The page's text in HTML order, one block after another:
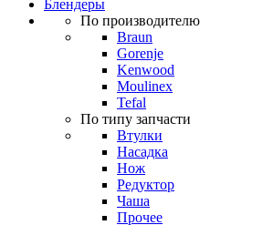
Блендеры
По производителю
Braun
Gorenje
Kenwood
Moulinex
Tefal
По типу запчасти
Втулки
Насадка
Нож
Редуктор
Чаша
Прочее